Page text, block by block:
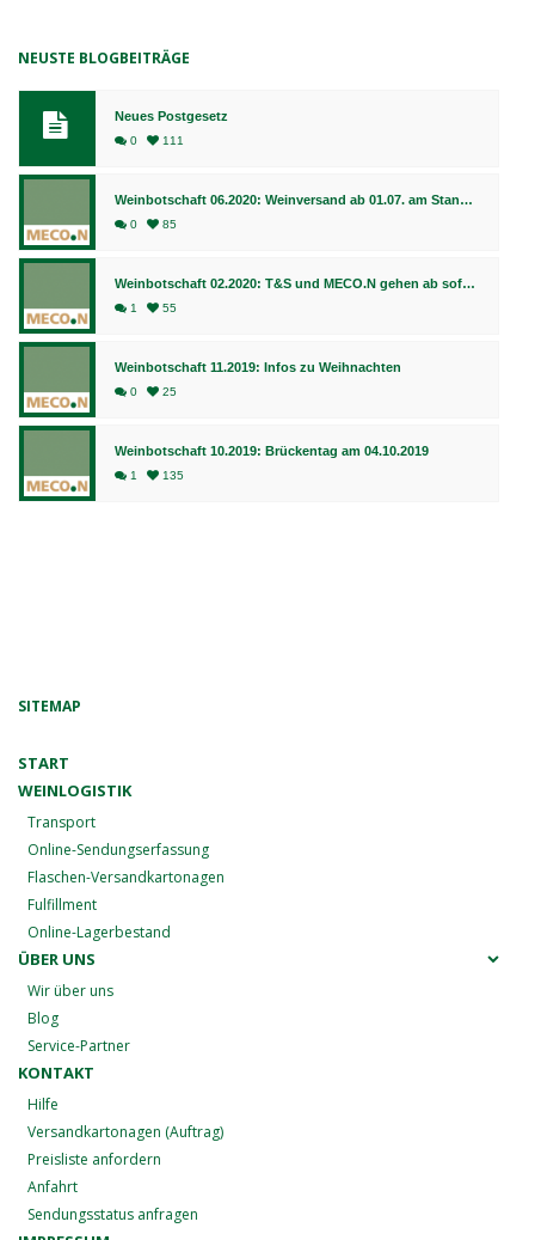
NEUSTE BLOGBEITRÄGE
Neues Postgesetz
0 111
Weinbotschaft 06.2020: Weinversand ab 01.07. am Standort Bingen, Fulfillment weiterhin in Bad Kreuznach
0 85
Weinbotschaft 02.2020: T&S und MECO.N gehen ab sofort gemeinsame Wege
1 55
Weinbotschaft 11.2019: Infos zu Weihnachten
0 25
Weinbotschaft 10.2019: Brückentag am 04.10.2019
1 135
SITEMAP
START
WEINLOGISTIK
Transport
Online-Sendungserfassung
Flaschen-Versandkartonagen
Fulfillment
Online-Lagerbestand
ÜBER UNS
Wir über uns
Blog
Service-Partner
KONTAKT
Hilfe
Versandkartonagen (Auftrag)
Preisliste anfordern
Anfahrt
Sendungsstatus anfragen